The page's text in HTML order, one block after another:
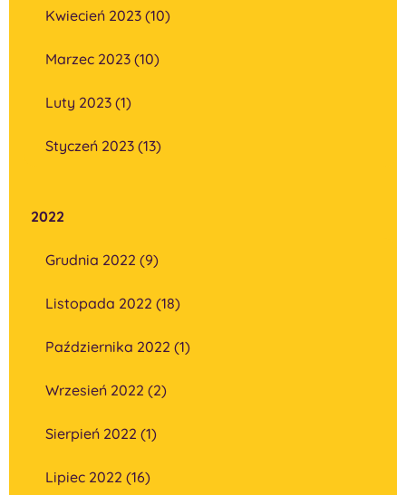
Kwiecień 2023 (10)
Marzec 2023 (10)
Luty 2023 (1)
Styczeń 2023 (13)
2022
Grudnia 2022 (9)
Listopada 2022 (18)
Października 2022 (1)
Wrzesień 2022 (2)
Sierpień 2022 (1)
Lipiec 2022 (16)